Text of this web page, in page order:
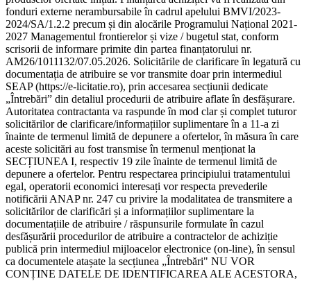
fonduri externe nerambursabile în cadrul apelului BMVI/2023-
2024/SA/1.2.2 precum și din alocările Programului Național 2021-
2027 Managementul frontierelor și vize / bugetul stat, conform
scrisorii de informare primite din partea finanțatorului nr.
AM26/1011132/07.05.2026. Solicitările de clarificare în legatură cu
documentația de atribuire se vor transmite doar prin intermediul
SEAP (https://e-licitatie.ro), prin accesarea secțiunii dedicate
„Întrebări” din detaliul procedurii de atribuire aflate în desfășurare.
Autoritatea contractanta va raspunde în mod clar și complet tuturor
solicitărilor de clarificare/informațiilor suplimentare în a 11-a zi
înainte de termenul limită de depunere a ofertelor, în măsura în care
aceste solicitări au fost transmise în termenul menționat la
SECȚIUNEA I, respectiv 19 zile înainte de termenul limită de
depunere a ofertelor. Pentru respectarea principiului tratamentului
egal, operatorii economici interesați vor respecta prevederile
notificării ANAP nr. 247 cu privire la modalitatea de transmitere a
solicitărilor de clarificări și a informațiilor suplimentare la
documentațiile de atribuire / răspunsurile formulate în cazul
desfășurării procedurilor de atribuire a contractelor de achiziție
publică prin intermediul mijloacelor electronice (on-line), în sensul
ca documentele atașate la secțiunea „Întrebări" NU VOR
CONȚINE DATELE DE IDENTIFICAREA ALE ACESTORA,